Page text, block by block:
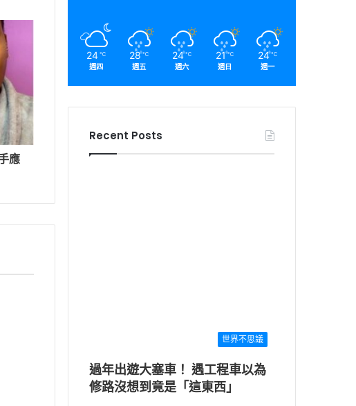
應
24 ℃
週四
28 ℃
週五
24 ℃
週六
21 ℃
週日
24 ℃
週一
Recent Posts
世界不思議
過年出遊大塞車！ 遇工程車以為
修路沒想到竟是「這東西」